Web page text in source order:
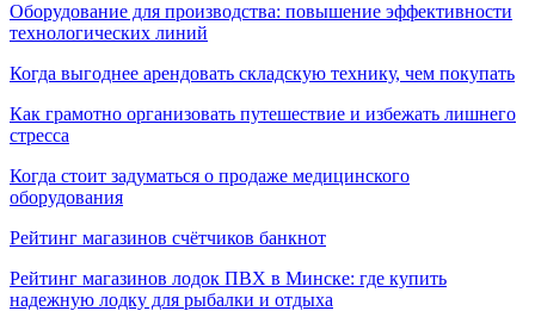
Оборудование для производства: повышение эффективности
технологических линий
Когда выгоднее арендовать складскую технику, чем покупать
Как грамотно организовать путешествие и избежать лишнего
стресса
Когда стоит задуматься о продаже медицинского
оборудования
Рейтинг магазинов счётчиков банкнот
Рейтинг магазинов лодок ПВХ в Минске: где купить
надежную лодку для рыбалки и отдыха